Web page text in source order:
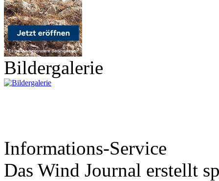
Bildergalerie
Informations-Service
Das Wind Journal erstellt